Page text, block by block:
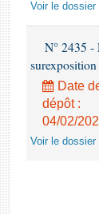
Voir le dossier
N° 2435 -
Date
dépôt :
04/02/
Voir le